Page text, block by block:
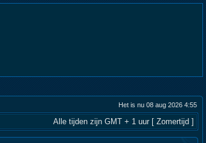
Het is nu 08 aug 2026 4:55
Alle tijden zijn GMT + 1 uur [ Zomertijd ]